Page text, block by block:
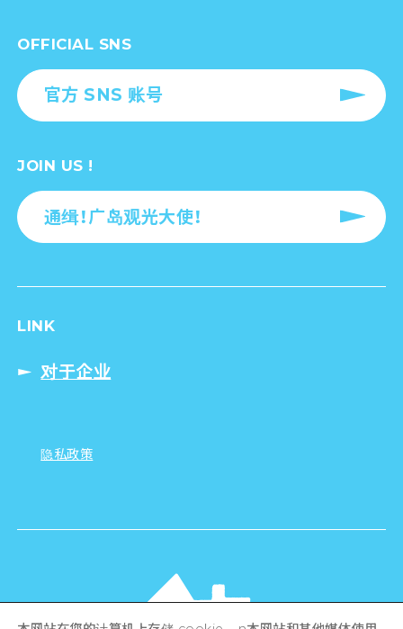
OFFICIAL SNS
官方 SNS 账号
JOIN US !
通缉！广岛观光大使！
LINK
对于企业
隐私政策